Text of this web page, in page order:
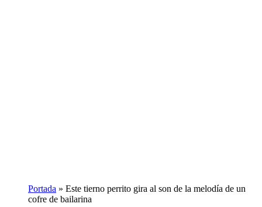
Portada » Este tierno perrito gira al son de la melodía de un
cofre de bailarina